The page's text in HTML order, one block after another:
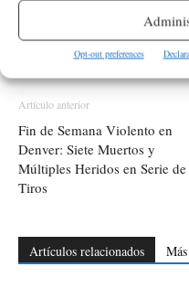
Opt-out preferences
Artículo anterior
Fin de Semana Violento en
Denver: Siete Muertos y
Múltiples Heridos en Serie de
Tiros
Artículos relacionados